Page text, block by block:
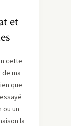
et
cette
de ma
que
ou un
la